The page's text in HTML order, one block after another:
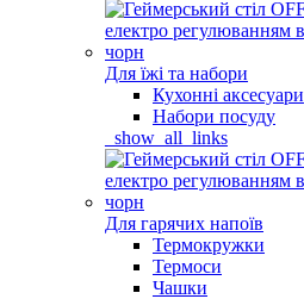
Для їжі та набори
Кухонні аксесуари
Набори посуду
_show_all_links
Для гарячих напоїв
Термокружки
Термоси
Чашки